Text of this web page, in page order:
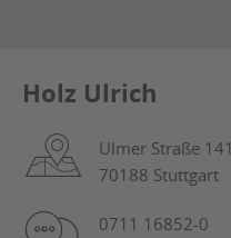
Holz Ulrich
Ulmer Straße 141
70188 Stuttgart
0711 16852-0